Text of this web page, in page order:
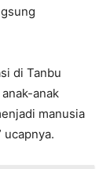
di Tanbu
anak
manusia
ucapnya.